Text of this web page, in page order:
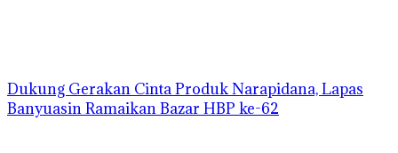
Dukung Gerakan Cinta Produk Narapidana, Lapas
Banyuasin Ramaikan Bazar HBP ke-62